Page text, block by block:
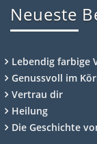
Neueste
Lebendig farbige
Genussvoll im
Vertrau dir
Heilung
Die Geschichte